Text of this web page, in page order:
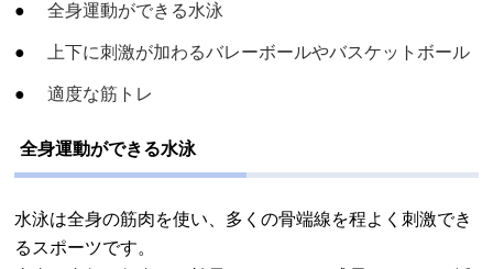
全身運動ができる水泳
上下に刺激が加わるバレーボールやバスケットボール
適度な筋トレ
全身運動ができる水泳
水泳は全身の筋肉を使い、多くの骨端線を程よく刺激でき
るスポーツです。